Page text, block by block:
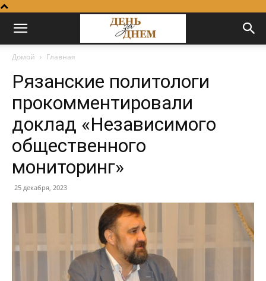
Домой Главная
Рязанские политологи
прокомментировали
доклад «Независимого
общественного
мониторинг»
25 декабря, 2023